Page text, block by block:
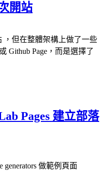
開站
，但在整體架構上做了一些
Github Page，而是選擇了
Pages 建立部落
generators 做範例頁面